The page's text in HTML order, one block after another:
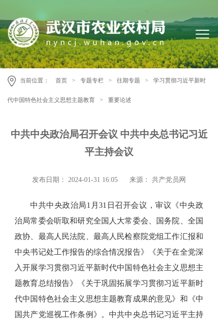
当前位置： 首页 > 专题专栏 > 往期专题 > 学习贯彻习近平新时
代中国特色社会主义思想主题教育 > 重要论述
中共中央政治局召开会议 中共中央总书记习近
平主持会议
发布日期： 2024-01-31 16:05 来源： 共产党员网
中共中央政治局1月31日召开会议，审议《中央政
治局常委会听取和研究全国人大常委会、国务院、全国
政协、最高人民法院、最高人民检察院党组工作汇报和
中央书记处工作报告的综合情况报告》《关于在全党深
入开展学习贯彻习近平新时代中国特色社会主义思想主
题教育总结报告》《关于巩固拓展学习贯彻习近平新时
代中国特色社会主义思想主题教育成果的意见》和《中
国共产党巡视工作条例》。中共中央总书记习近平主持